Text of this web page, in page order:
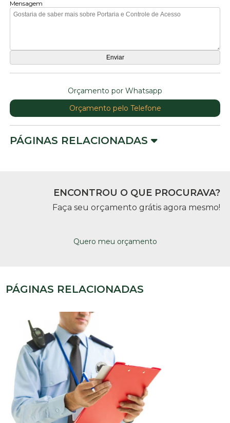
Mensagem
Orçamento por Whatsapp
Orçamento pelo Telefone
PÁGINAS RELACIONADAS
ENCONTROU O QUE PROCURAVA?
Faça seu orçamento grátis agora mesmo!
Quero meu orçamento
PÁGINAS RELACIONADAS